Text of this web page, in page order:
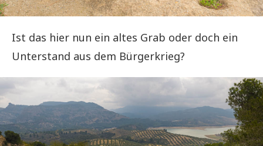
Ist das hier nun ein altes Grab oder doch ein
Unterstand aus dem Bürgerkrieg?